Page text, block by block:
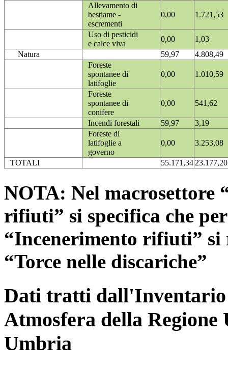
Allevamento di
bestiame -
escrementi
0,00 1.721,53
Uso di pesticidi
e calce viva
0,00
1,03
Natura
59,97
4.808,49
Foreste
spontanee di
latifoglie
0,00 1.010,59
Foreste
spontanee di
conifere
0,00 541,62
Incendi forestali 59,97
3,19
Foreste di
latifoglie a
governo
0,00 3.253,08
TOTALI 55.171,3423.177,20
NOTA: Nel macrosettore
rifiuti” si specifica che
“Incenerimento rifiuti”
“Torce nelle discariche”
Dati tratti dall'Inventario
Atmosfera della
Umbria